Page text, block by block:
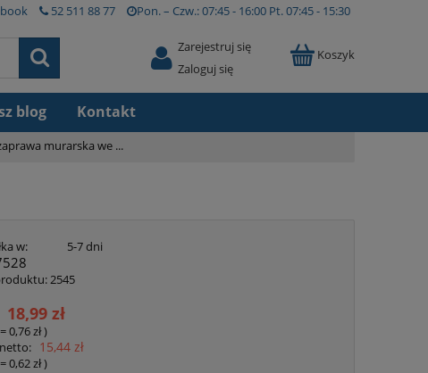
52 511 88 77 Pon. – Czw.:07:45 - 16:00 Pt.07:45 - 15:30
Koszyk
Zarejestruj się
Zaloguj się
blog Kontakt
murarska we ...
w:
5-7 dni
2545
18,99 zł
0,76 zł)
15,44 zł
0,62 zł)